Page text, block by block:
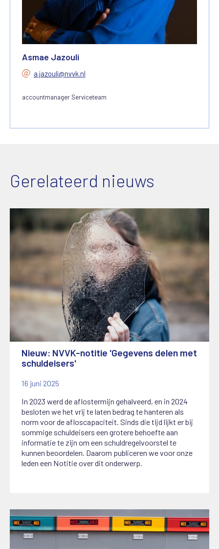
Asmae Jazouli
a.jazouli@nvvk.nl
accountmanager Serviceteam
Gerelateerd nieuws
Nieuw: NVVK-notitie 'Gegevens delen met
schuldeisers'
16 juni 2025
In 2023 werd de aflostermijn gehalveerd, en in 2024
besloten we het vrij te laten bedrag te hanteren als
norm voor de afloscapaciteit. Sinds die tijd lijkt er bij
sommige schuldeisers een grotere behoefte aan
informatie te zijn om een schuldregelvoorstel te
kunnen beoordelen. Daarom publiceren we voor onze
leden een Notitie over dit onderwerp.